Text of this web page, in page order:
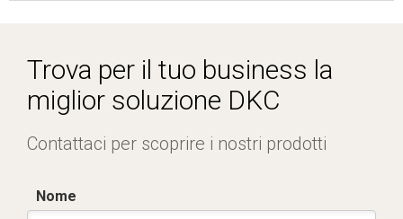
Trova per il tuo business la
miglior soluzione DKC
Contattaci per scoprire i nostri prodotti
Nome